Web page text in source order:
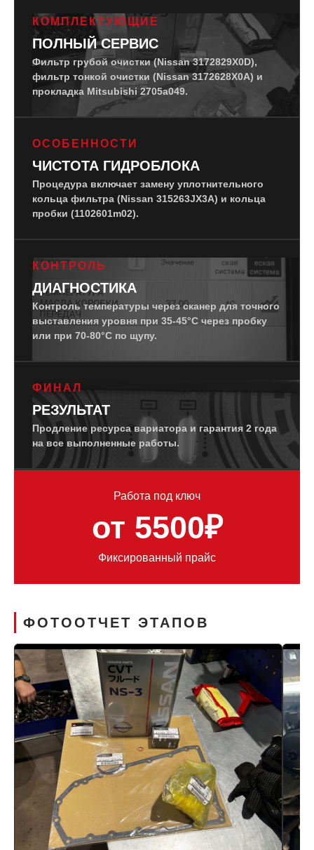
Работа под ключ
от 5500₽
Фиксированный прайс
КОМПЛЕКТУЮЩИЕ
ПОЛНЫЙ СЕРВИС
Фильтр грубой очистки (Nissan 3172829X0D),
фильтр тонкой очистки (Nissan 3172628X0A) и
прокладка Mitsubishi 2705a049.
ОСОБЕННОСТИ
ЧИСТОТА ГИДРОБЛОКА
Процедура включает замену уплотнительного
кольца фильтра (Nissan 315263JX3A) и кольца
пробки (1102601m02).
КОНТРОЛЬ
ДИАГНОСТИКА
Контроль температуры через сканер для точного
выставления уровня при 35-45°C через пробку
или при 70-80°C по щупу.
ФИНАЛ
РЕЗУЛЬТАТ
Продление ресурса вариатора и гарантия 2 года
на все выполненные работы.
ФОТООТЧЕТ ЭТАПОВ